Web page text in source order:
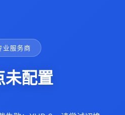
业服务商
未配置